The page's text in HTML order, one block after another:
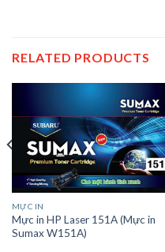
RELATED PRODUCTS
MỰC IN
Mực in HP Laser 151A (Mực in
Sumax W151A)